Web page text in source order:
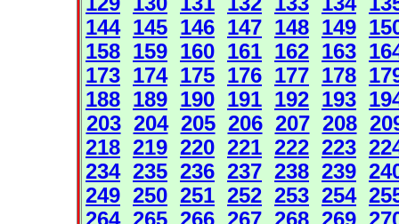
144 145 146 147 148 149
158 159 160 161 162 163
173 174 175 176 177 178
188 189 190 191 192 193
203 204 205 206 207 208
218 219 220 221 222 223
234 235 236 237 238 239
249 250 251 252 253 254